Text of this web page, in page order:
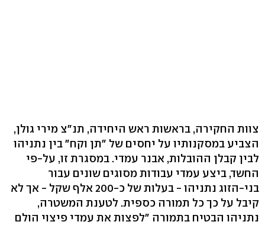
צוות החקירה, בראשות ראש היחידה, תנ"צ מירי גולן,
הצביע במסקנותיו על יחסים של "תן וקח" בין נתניהו
לבין קבלן ההובלות, אבנר עמדי. במסגרת זו, על-פי
החשד, ביצע עמדי עבודות מסוגים שונים עבור
בני-הזוג נתניהו - בעלות של כ-200 אלף שקל - אך לא
קיבל על כך כל תמורה כספית. לטענת המשטרה,
נתניהו הבטיח בתמורה "לפצות את עמדי פיצוי הולם